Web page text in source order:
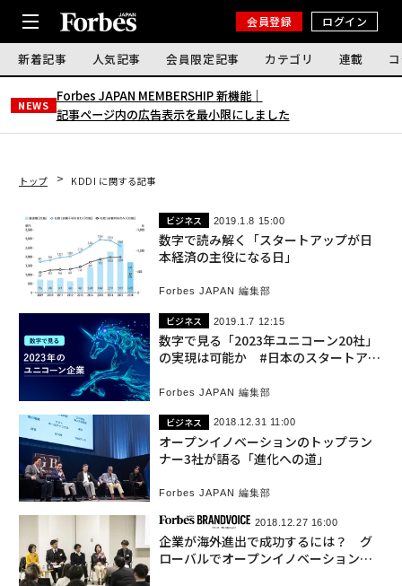
会員登録 ログイン
新着記事 人気記事 会員限定記事 カテゴリ 連載
NEWS
Forbes JAPAN MEMBERSHIP 新機能｜
記事ページ内の広告表示を最小限にしました
トップ KDDI に関する記事
ビジネス 2019.1.8 15:00
数字で読み解く「スタートアップが日
本経済の主役になる日」
Forbes JAPAN 編集部
ビジネス 2019.1.7 12:15
数字で見る「2023年ユニコーン20社」
の実現は可能か #日本のスタートアッ
Forbes JAPAN 編集部
ビジネス 2018.12.31 11:00
オープンイノベーションのトップラン
ナー3社が語る「進化への道」
Forbes JAPAN 編集部
2018.12.27 16:00
企業が海外進出で成功するには？ グ
ローバルでオープンイノベーションを